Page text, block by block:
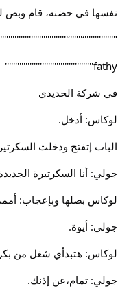
نفسها في حضنه، قام وبص
fathy'''''''''''''''''''''''''''''''''''''''''''
في شركة الحديدي
لوكاس: أدخل.
الباب إتفتح ودخلت
جولي: أنا السكرتيرة
لوكاس بصلها وبإعجاب:
جولي: أيوة.
لوكاس: هتبدأي شغل من
جولي: تمام،عن إذنك.